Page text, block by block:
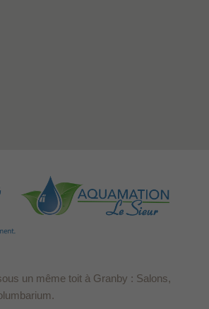
un même toit à Granby : Salons,